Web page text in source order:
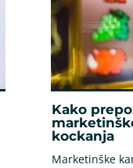
Kako
kockanja
Marketinške